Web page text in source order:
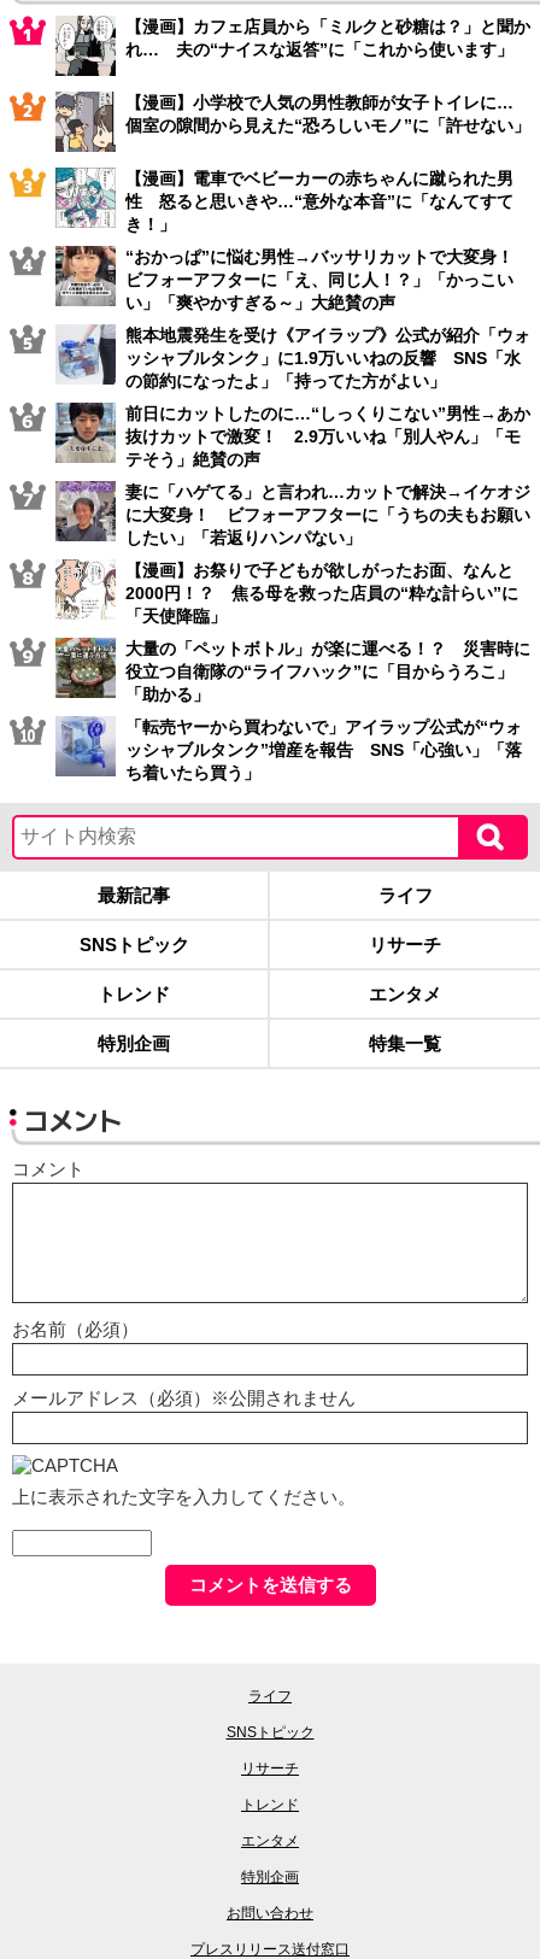
【漫画】カフェ店員から「ミルクと砂糖は？」と聞か
れ… 夫の“ナイスな返答”に「これから使います」
【漫画】小学校で人気の男性教師が女子トイレに…
個室の隙間から見えた“恐ろしいモノ”に「許せない」
【漫画】電車でベビーカーの赤ちゃんに蹴られた男
性 怒ると思いきや…“意外な本音”に「なんてすて
き！」
“おかっぱ”に悩む男性→バッサリカットで大変身！
ビフォーアフターに「え、同じ人！？」「かっこい
い」「爽やかすぎる～」大絶賛の声
熊本地震発生を受け《アイラップ》公式が紹介「ウォ
ッシャブルタンク」に1.9万いいねの反響 SNS「水
の節約になったよ」「持ってた方がよい」
前日にカットしたのに…“しっくりこない”男性→あか
抜けカットで激変！ 2.9万いいね「別人やん」「モ
テそう」絶賛の声
妻に「ハゲてる」と言われ…カットで解決→イケオジ
に大変身！ ビフォーアフターに「うちの夫もお願い
したい」「若返りハンパない」
【漫画】お祭りで子どもが欲しがったお面、なんと
2000円！？ 焦る母を救った店員の“粋な計らい”に
「天使降臨」
大量の「ペットボトル」が楽に運べる！？ 災害時に
役立つ自衛隊の“ライフハック”に「目からうろこ」
「助かる」
「転売ヤーから買わないで」アイラップ公式が“ウォ
ッシャブルタンク”増産を報告 SNS「心強い」「落
ち着いたら買う」
最新記事 ライフ
SNSトピック リサーチ
トレンド エンタメ
特別企画 特集一覧
コメント
コメント
お名前（必須）
メールアドレス（必須）※公開されません
上に表示された文字を入力してください。
ライフ
SNSトピック
リサーチ
トレンド
エンタメ
特別企画
お問い合わせ
プレスリリース送付窓口